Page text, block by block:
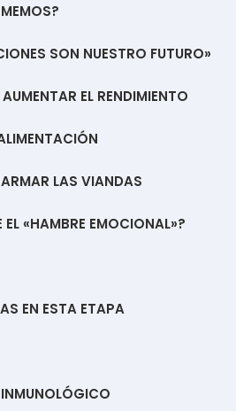
SON NUESTRO FUTURO»
EL RENDIMIENTO
LAS VIANDAS
«HAMBRE EMOCIONAL»?
EN ESTA ETAPA
INMUNOLÓGICO